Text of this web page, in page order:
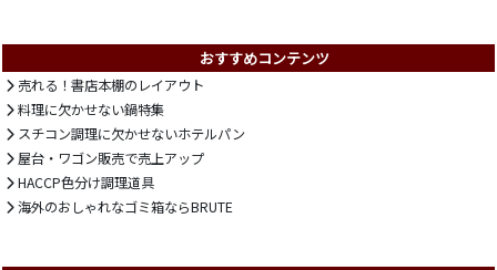
おすすめコンテンツ
売れる！書店本棚のレイアウト
料理に欠かせない鍋特集
スチコン調理に欠かせないホテルパン
屋台・ワゴン販売で売上アップ
HACCP色分け調理道具
海外のおしゃれなゴミ箱ならBRUTE